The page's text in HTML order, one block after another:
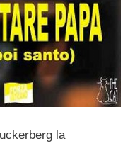
la